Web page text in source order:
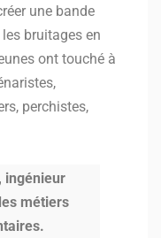
une bande
bruitages en
ont touché à
perchistes,
ingénieur
métiers